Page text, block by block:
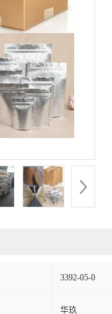
3392-05-0
华玖